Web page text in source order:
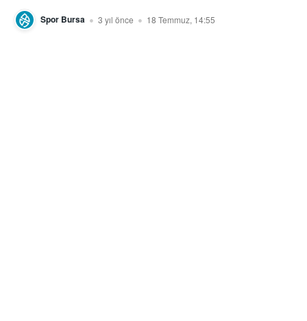
Spor Bursa 3 yıl önce 18 Temmuz, 14:55